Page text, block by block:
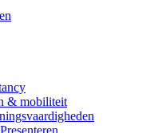
& mobiliteit